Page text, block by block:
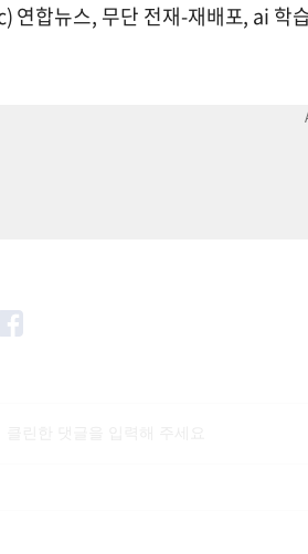
연합뉴스, 무단 전재-재배포, ai 학